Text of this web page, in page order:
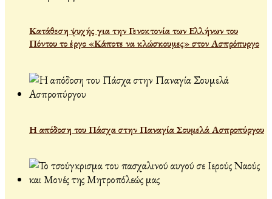
Κατάθεση ψυχής για την Γενοκτονία των Ελλήνων του
Πόντου το έργο «Κάποτε να κλώσκουμες» στον Ασπρόπυργο
Η απόδοση του Πάσχα στην Παναγία Σουμελά Ασπροπύργου